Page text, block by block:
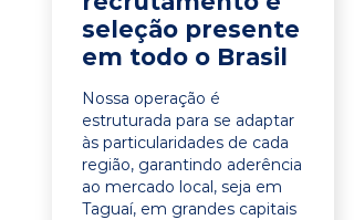
seleção presente
em todo o Brasil
Nossa operação é
estruturada para se adaptar
às particularidades de cada
região, garantindo aderência
ao mercado local, seja em
Taguaí, em grandes capitais